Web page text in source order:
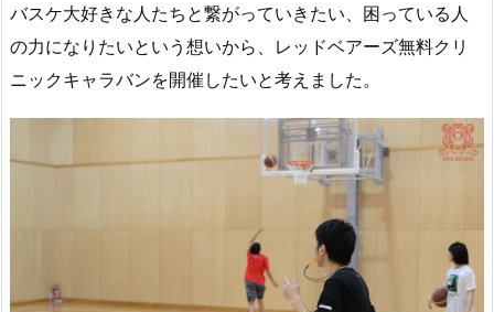
バスケ大好きな人たちと繋がっていきたい、困っている人
の力になりたいという想いから、レッドベアーズ無料クリ
ニックキャラバンを開催したいと考えました。